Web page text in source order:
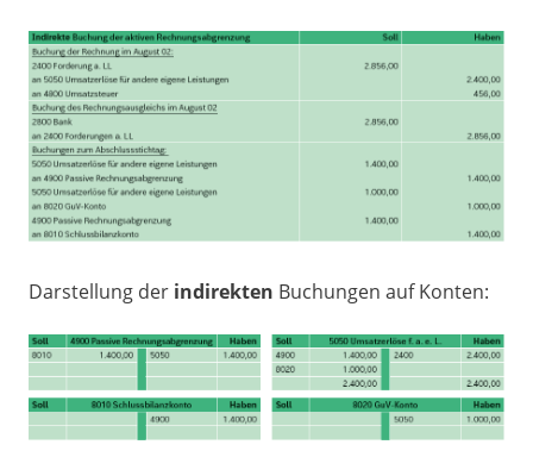
Darstellung der indirekten Buchungen auf Konten: